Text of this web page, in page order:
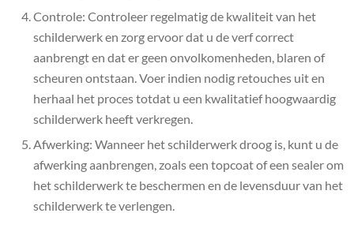
Controle: Controleer regelmatig de kwaliteit van het
schilderwerk en zorg ervoor dat u de verf correct
aanbrengt en dat er geen onvolkomenheden, blaren of
scheuren ontstaan. Voer indien nodig retouches uit en
herhaal het proces totdat u een kwalitatief hoogwaardig
schilderwerk heeft verkregen.
Afwerking: Wanneer het schilderwerk droog is, kunt u de
afwerking aanbrengen, zoals een topcoat of een sealer om
het schilderwerk te beschermen en de levensduur van het
schilderwerk te verlengen.